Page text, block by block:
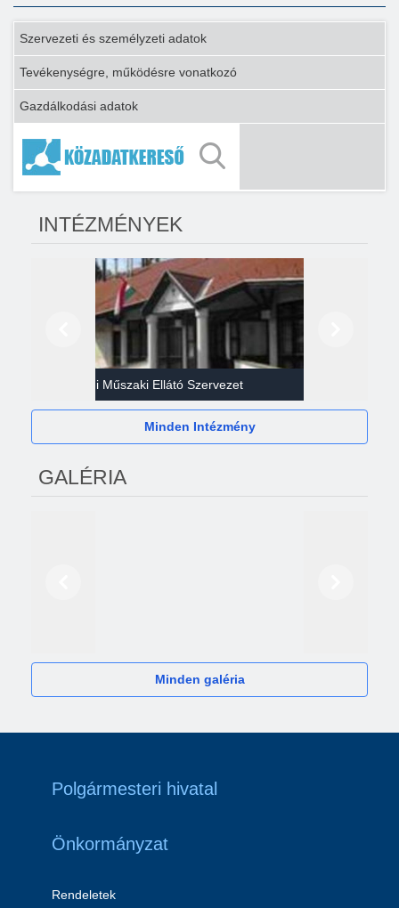
Szervezeti és személyzeti adatok
Tevékenységre, működésre vonatkozó
Gazdálkodási adatok
INTÉZMÉNYEK
Gazdasági Műszaki Ellátó Szervezet
Minden Intézmény
GALÉRIA
Minden galéria
Polgármesteri hivatal
Önkormányzat
Rendeletek